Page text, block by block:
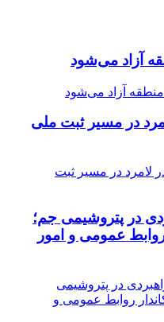
آزاد می‌شود
نفر در لامرد در مسیر ثبت ملی
در پتروشیمی جم؛
عمومی و امور